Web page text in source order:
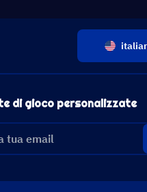
di gioco personalizzate